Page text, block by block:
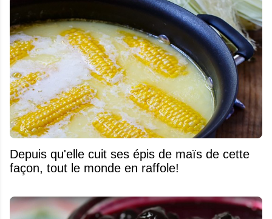
Depuis qu'elle cuit ses épis de maïs de cette
façon, tout le monde en raffole!